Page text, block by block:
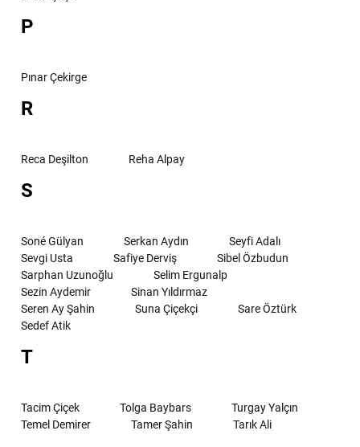
P
Pınar Çekirge
R
Reca Deşilton Reha Alpay
S
Soné Gülyan Serkan Aydın
Seyfi Adalı
Sevgi Usta
Safiye Derviş
Sibel Özbudun
Sarphan Uzunoğlu
Selim Ergunalp
Sezin Aydemir
Sinan Yıldırmaz
Seren Ay Şahin
Suna Çiçekçi
Sare Öztürk
Sedef Atik
T
Tacim Çiçek Tolga Baybars
Turgay Yalçın
Temel Demirer
Tamer Şahin Tarık Ali